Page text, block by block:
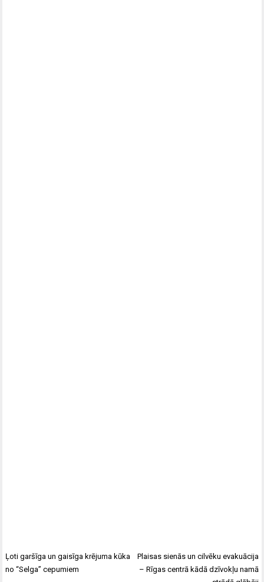
Ļoti garšīga un gaisīga krējuma kūka
no “Selga” cepumiem
Plaisas sienās un cilvēku evakuācija
– Rīgas centrā kādā dzīvokļu namā